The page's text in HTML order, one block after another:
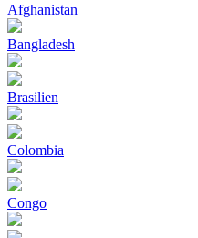
Afghanistan
Bangladesh
Brasilien
Colombia
Congo